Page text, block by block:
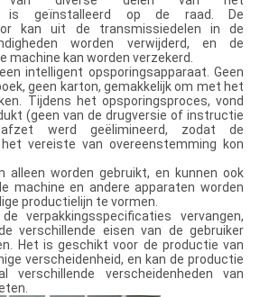
is geïnstalleerd op de raad. De
kan uit de transmissiedelen in de
worden verwijderd, en de
machine kan worden verzekerd.
intelligent opsporingsapparaat. Geen
geen karton, gemakkelijk om met het
Tijdens het opsporingsproces, vond
(geen van de drugversie of instructie
werd geëlimineerd, zodat de
vereiste van overeenstemming kon
alleen worden gebruikt, en kunnen ook
machine en andere apparaten worden
productielijn te vormen.
verpakkingsspecificaties vervangen,
verschillende eisen van de gebruiker
Het is geschikt voor de productie van
verscheidenheid, en kan de productie
verschillende verscheidenheden van